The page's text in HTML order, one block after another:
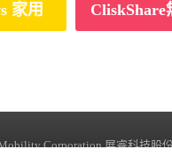
家用
Corporation 展睿科技股